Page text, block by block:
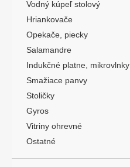
Vodný kúpeľ stolový
Hriankovače
Opekače, piecky
Salamandre
Indukčné platne, mikrovlnky
Smažiace panvy
Stoličky
Gyros
Vitriny ohrevné
Ostatné